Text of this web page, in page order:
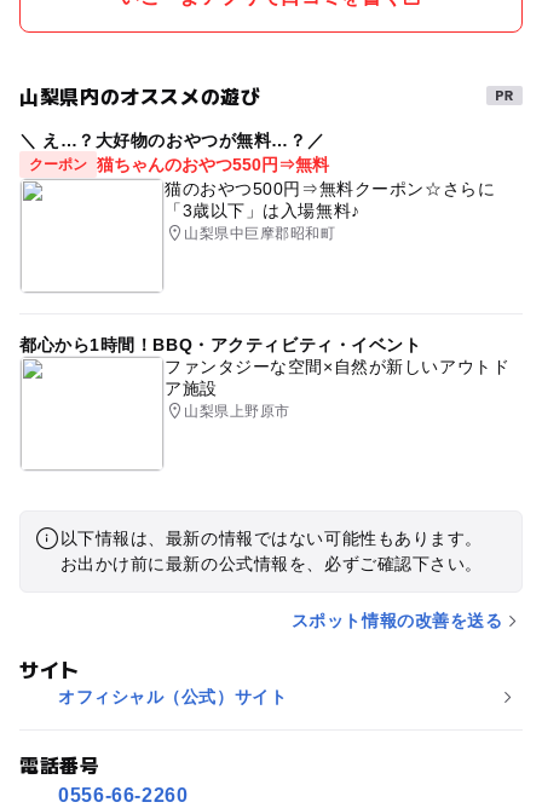
山梨県内のオススメの遊び
＼ え…？大好物のおやつが無料…？／
クーポン 猫ちゃんのおやつ550円⇒無料
猫のおやつ500円⇒無料クーポン☆さらに
「3歳以下」は入場無料♪
山梨県中巨摩郡昭和町
都心から1時間！BBQ・アクティビティ・イベント
ファンタジーな空間×自然が新しいアウトド
ア施設
山梨県上野原市
以下情報は、最新の情報ではない可能性もあります。
お出かけ前に最新の公式情報を、必ずご確認下さい。
スポット情報の改善を送る
サイト
オフィシャル（公式）サイト
電話番号
0556-66-2260